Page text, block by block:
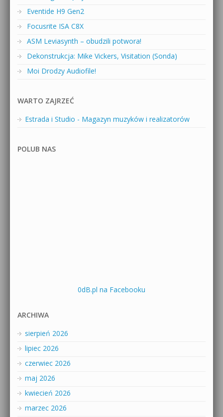
Eventide H9 Gen2
Focusrite ISA C8X
ASM Leviasynth – obudzili potwora!
Dekonstrukcja: Mike Vickers, Visitation (Sonda)
Moi Drodzy Audiofile!
WARTO ZAJRZEĆ
Estrada i Studio - Magazyn muzyków i realizatorów
POLUB NAS
0dB.pl na Facebooku
ARCHIWA
sierpień 2026
lipiec 2026
czerwiec 2026
maj 2026
kwiecień 2026
marzec 2026